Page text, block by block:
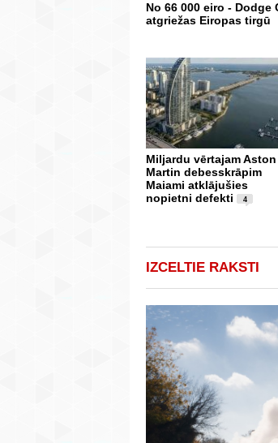
No 66 000 eiro - Dodge
atgriežas Eiropas tirgū
Miljardu vērtajam Aston
Martin debesskrāpim
Maiami atklājušies
nopietni defekti
4
IZCELTIE RAKSTI